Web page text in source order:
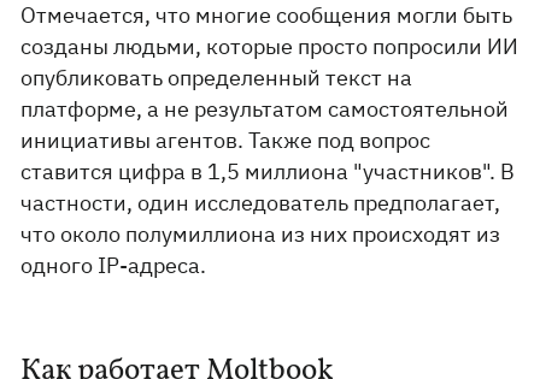
Отмечается, что многие сообщения могли быть
созданы людьми, которые просто попросили ИИ
опубликовать определенный текст на
платформе, а не результатом самостоятельной
инициативы агентов. Также под вопрос
ставится цифра в 1,5 миллиона "участников". В
частности, один исследователь предполагает,
что около полумиллиона из них происходят из
одного IP-адреса.